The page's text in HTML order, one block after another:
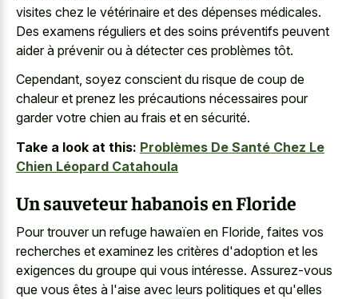
visites chez le vétérinaire et des dépenses médicales.
Des examens réguliers et des soins préventifs peuvent
aider à prévenir ou à détecter ces problèmes tôt.
Cependant, soyez conscient du risque de coup de
chaleur et prenez les précautions nécessaires pour
garder votre chien au frais et en sécurité.
Take a look at this: Problèmes De Santé Chez Le
Chien Léopard Catahoula
Un sauveteur habanois en Floride
Pour trouver un refuge hawaïen en Floride, faites vos
recherches et examinez les critères d'adoption et les
exigences du groupe qui vous intéresse. Assurez-vous
que vous êtes à l'aise avec leurs politiques et qu'elles